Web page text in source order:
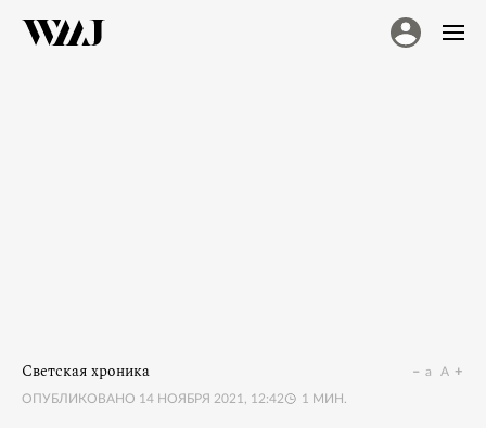
Светская хроника
ОПУБЛИКОВАНО 14 НОЯБРЯ 2021, 12:42 1 МИН.
a A